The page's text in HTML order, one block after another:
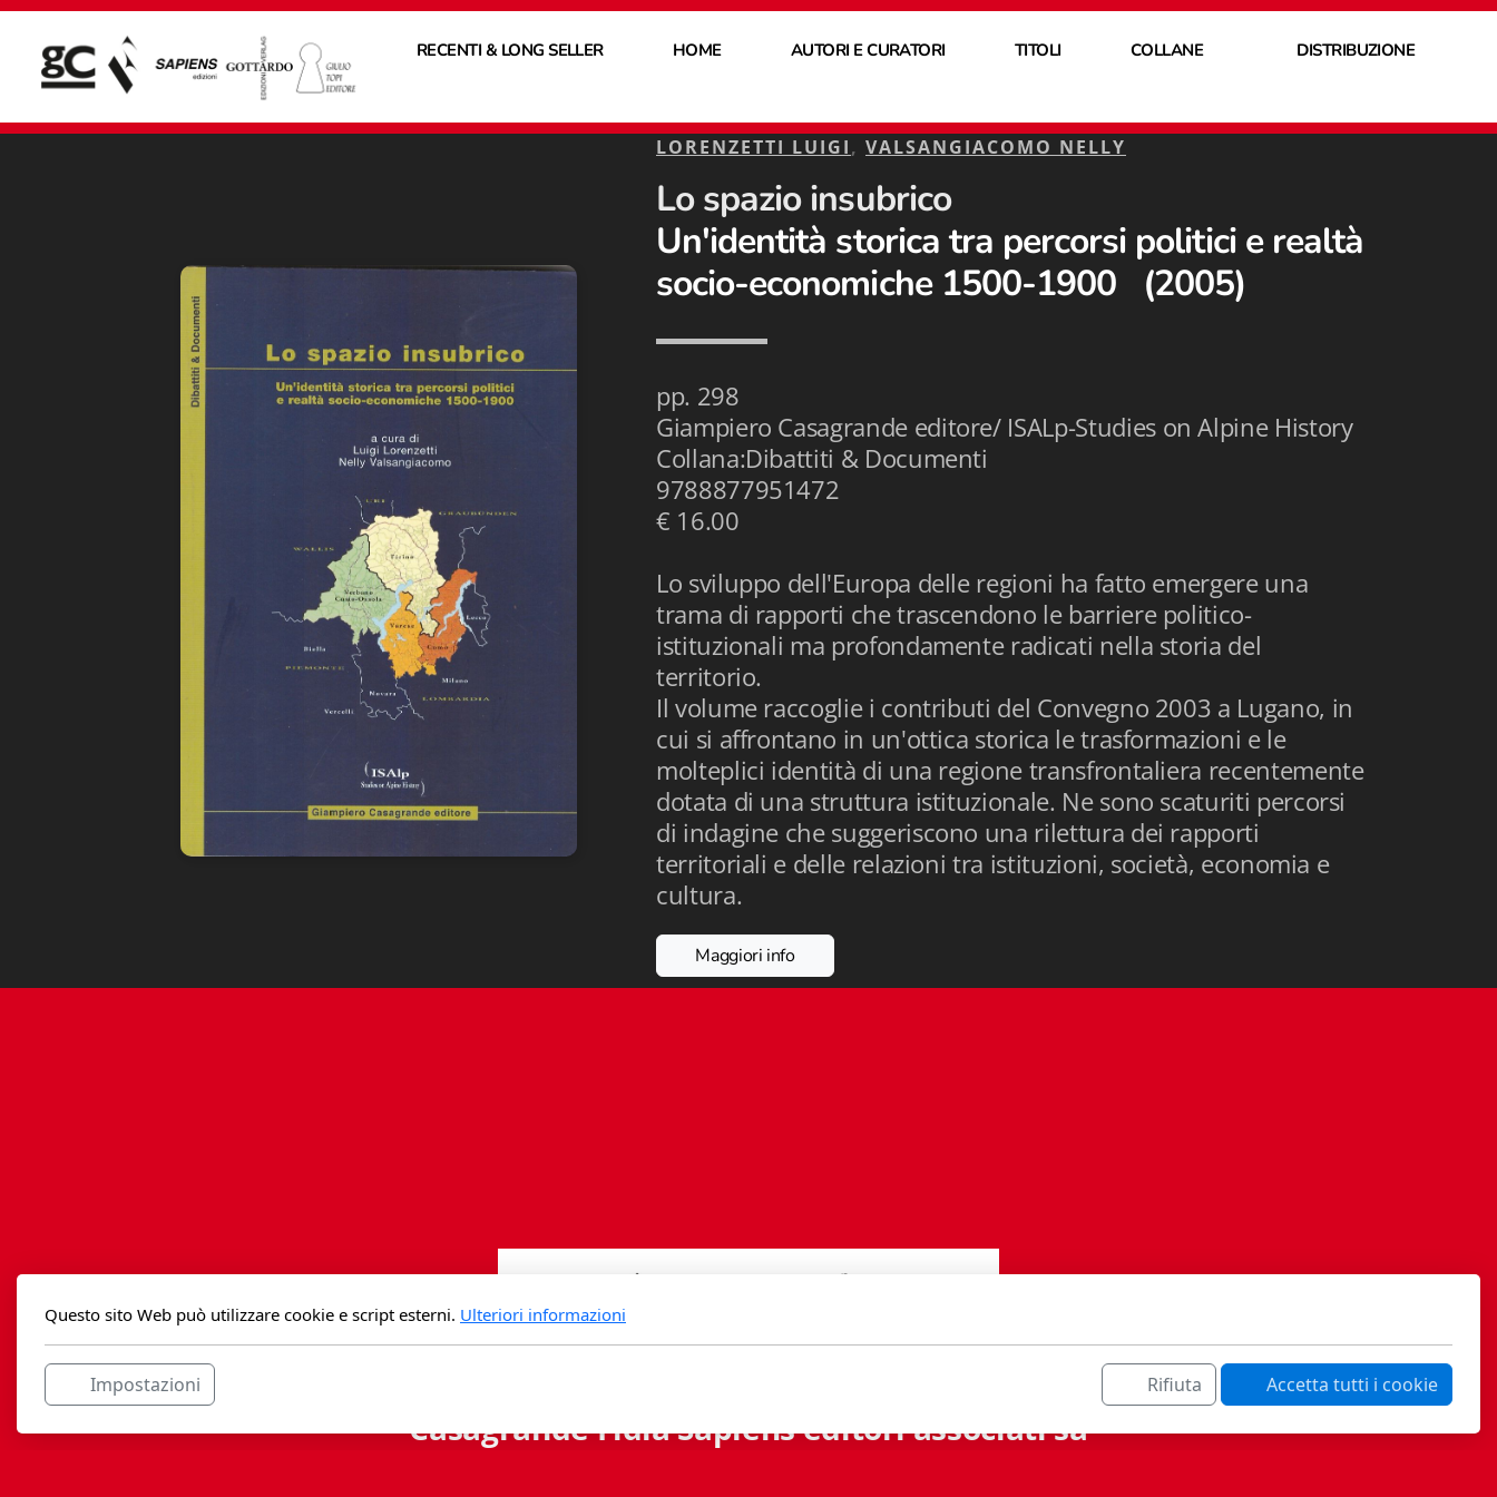
RECENTI & LONG SELLER HOME AUTORI E CURATORI TITOLI COLLANE DISTRIBUZIONE
LORENZETTI LUIGI, VALSANGIACOMO NELLY
Lo spazio insubrico
Un'identità storica tra percorsi politici e realtà
socio-economiche 1500-1900 (2005)
pp. 298
Giampiero Casagrande editore/ ISALp-Studies on Alpine History
Collana:Dibattiti & Documenti
9788877951472
€ 16.00
Lo sviluppo dell'Europa delle regioni ha fatto emergere una
trama di rapporti che trascendono le barriere politico-
istituzionali ma profondamente radicati nella storia del
territorio.
Il volume raccoglie i contributi del Convegno 2003 a Lugano, in
cui si affrontano in un'ottica storica le trasformazioni e le
molteplici identità di una regione transfrontaliera recentemente
dotata di una struttura istituzionale. Ne sono scaturiti percorsi
di indagine che suggeriscono una rilettura dei rapporti
territoriali e delle relazioni tra istituzioni, società, economia e
cultura.
Maggiori info
Casagrande Fidia Sapiens editori associati sa
Questo sito Web può utilizzare cookie e script esterni. Ulteriori informazioni
Impostazioni Rifiuta Accetta tutti i cookie